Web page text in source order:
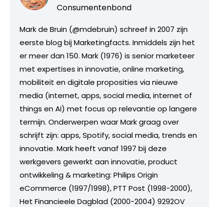
Consumentenbond
Mark de Bruin (@mdebruin) schreef in 2007 zijn
eerste blog bij Marketingfacts. Inmiddels zijn het
er meer dan 150. Mark (1976) is senior marketeer
met expertises in innovatie, online marketing,
mobiliteit en digitale proposities via nieuwe
media (internet, apps, social media, internet of
things en AI) met focus op relevantie op langere
termijn. Onderwerpen waar Mark graag over
schrijft zijn: apps, Spotify, social media, trends en
innovatie. Mark heeft vanaf 1997 bij deze
werkgevers gewerkt aan innovatie, product
ontwikkeling & marketing: Philips Origin
eCommerce (1997/1998), PTT Post (1998-2000),
Het Financieele Dagblad (2000-2004) 9292OV